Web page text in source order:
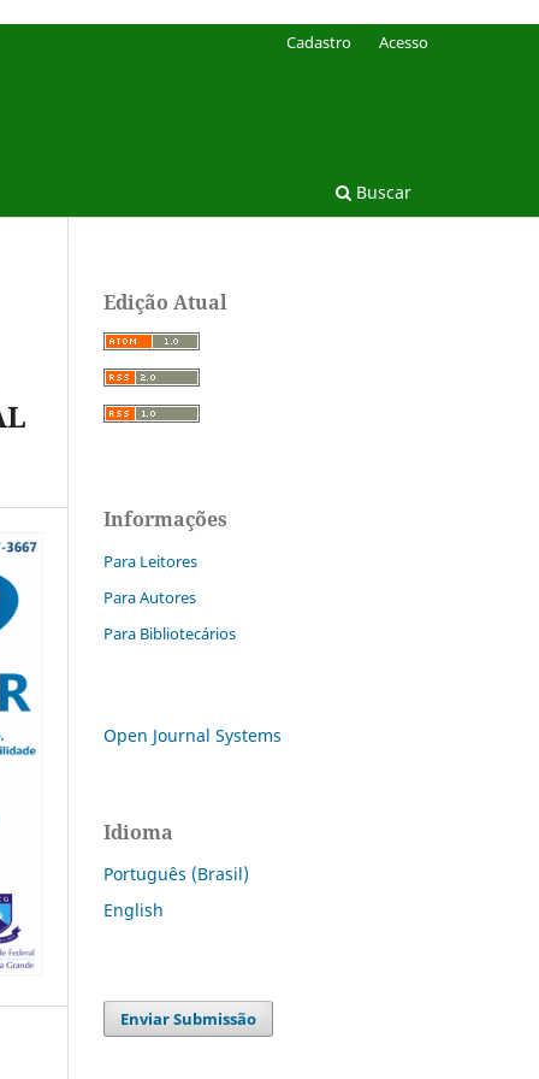
Buscar
Cadastro Acesso
Edição Atual
Informações
Para Leitores
Para Autores
Para Bibliotecários
Open Journal Systems
Idioma
Português (Brasil)
English
Enviar Submissão